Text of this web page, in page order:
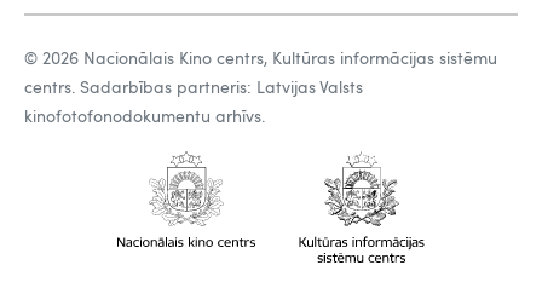
© 2026 Nacionālais Kino centrs, Kultūras informācijas sistēmu
centrs. Sadarbības partneris: Latvijas Valsts
kinofotofonodokumentu arhīvs.